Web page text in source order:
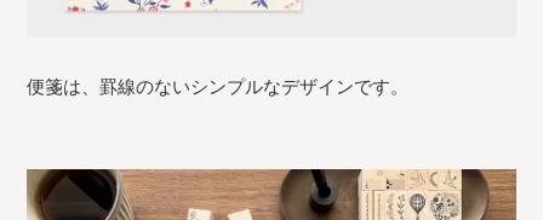
便箋は、罫線のないシンプルなデザインです。